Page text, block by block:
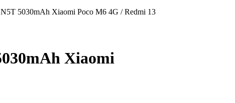
5030mAh Xiaomi Poco M6 4G / Redmi 13
Xiaomi